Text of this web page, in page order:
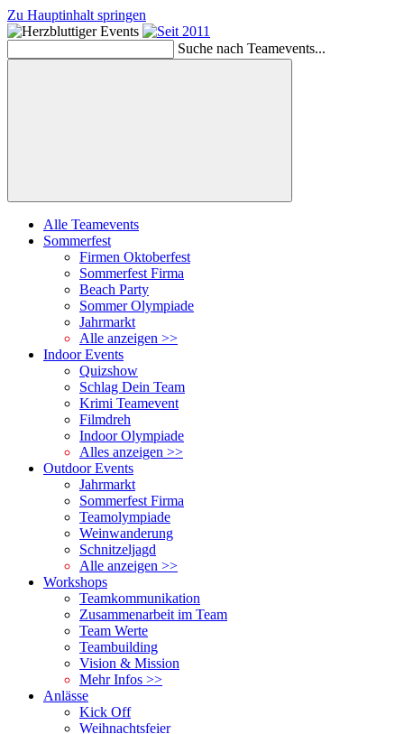
Zu Hauptinhalt springen
Suche nach Teamevents...
Alle Teamevents
Sommerfest
Firmen Oktoberfest
Sommerfest Firma
Beach Party
Sommer Olympiade
Jahrmarkt
Alle anzeigen >>
Indoor Events
Quizshow
Schlag Dein Team
Krimi Teamevent
Filmdreh
Indoor Olympiade
Alles anzeigen >>
Outdoor Events
Jahrmarkt
Sommerfest Firma
Teamolympiade
Weinwanderung
Schnitzeljagd
Alle anzeigen >>
Workshops
Teamkommunikation
Zusammenarbeit im Team
Team Werte
Teambuilding
Vision & Mission
Mehr Infos >>
Anlässe
Kick Off
Weihnachtsfeier
Schließen